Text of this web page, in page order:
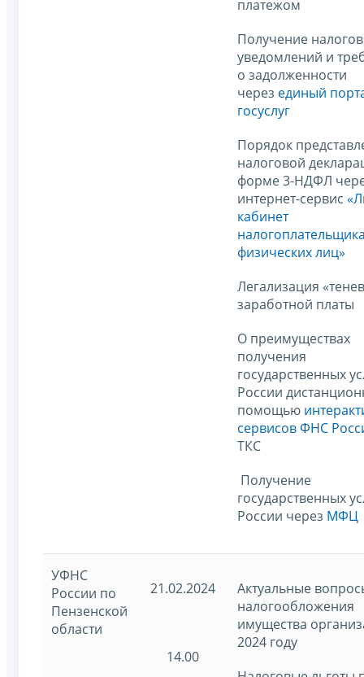
платежом
Получение
уведомлений и
о задолженности
через единый
госуслуг
Порядок
налоговой
форме 3-НДФЛ
интернет-сервис
кабинет
физических лиц»
Легализация
заработной платы
О преимуществах
получения
государственных
России
помощью
сервисов ФНС
ТКС
Получение
государственных
России через МФЦ
УФНС
России по
Пензенской
области
21.02.2024
14.00
Актуальные
налогообложения
имущества
2024 году